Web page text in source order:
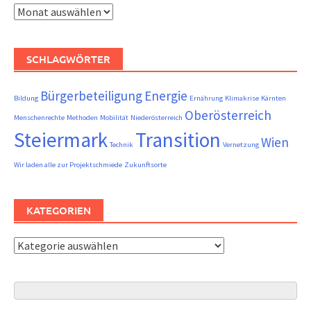
Frühere
SCHLAGWÖRTER
Bildung Bürgerbeteiligung Energie Ernährung Klimakrise Kärnten
Menschenrechte Methoden Mobilität Niederösterreich Oberösterreich
Steiermark Technik Transition Vernetzung Wien
Wir laden alle zur Projektschmiede Zukunftsorte
KATEGORIEN
Kategorien